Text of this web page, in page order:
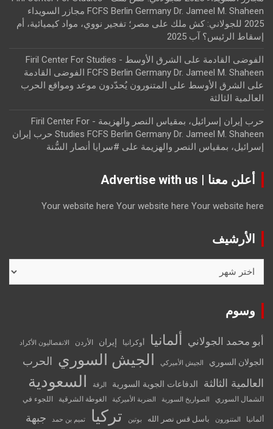
FCFS Berlin Germany Dr. Jameel M. Shaheen مجازر السويداء
2025 للجولاني: كش ملك
على مصر؛ تفجير نووي، مواد كيميائية، أم
إسقاط الرئيس؟ آب 2025
الفوضى القادمة على الشرق الأوسط - Firil Center For Studies
FCFS Berlin Germany Dr. Jameel M. Shaheen الفوضى القادمة
على الشرق الأوسط على المتنورون يُحدّدون موعد ومواقع الحرب
العالمية الثالثة
حرب إيران إسرائيل، بمقياس النصر والهزيمة - Firil Center For
Studies FCFS Berlin Germany Dr. Jameel M. Shaheen حرب إيران
إسرائيل، بمقياس النصر والهزيمة على #سرايا أنصار السُّنة
أعلن معنا | Advertise with us
Your website here Your website here Your website here
الأرشيف
وسوم
أبو محمد الجولاني ألمانيا أوكرانيا إيران الأردن الانفصاليون الأكراد
الجولان السوري الجيش الأميركي الجيش السوري الحرب
العالمية الثالثة
الدفاعات الجوية السورية الرقة السعودية
الشمال السوري الصواريخ السورية الضربة الأميركية الغوطة الشرقية اللجوء في
ألمانيا المتنورون باسل قس نصر الله بوتين تركيا تميم بن حمد جبهة